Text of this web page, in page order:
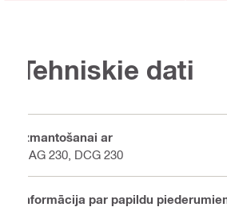
Tehniskie dati
Izmantošanai ar
DAG 230, DCG 230
Informācija par papildu